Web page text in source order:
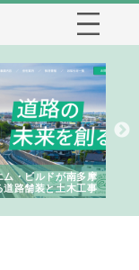
ム・ビルドが南多摩
道路舗装と土木工事